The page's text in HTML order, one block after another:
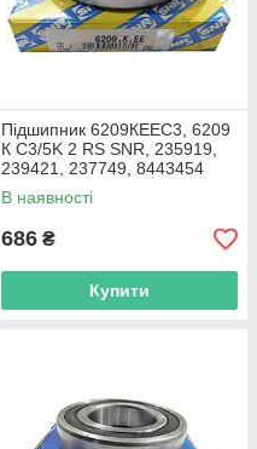
Підшипник 6209КEEC3, 6209
К C3/5K 2 RS SNR, 235919,
239421, 237749, 8443454
New Holland
В наявності
686 ₴
Купити